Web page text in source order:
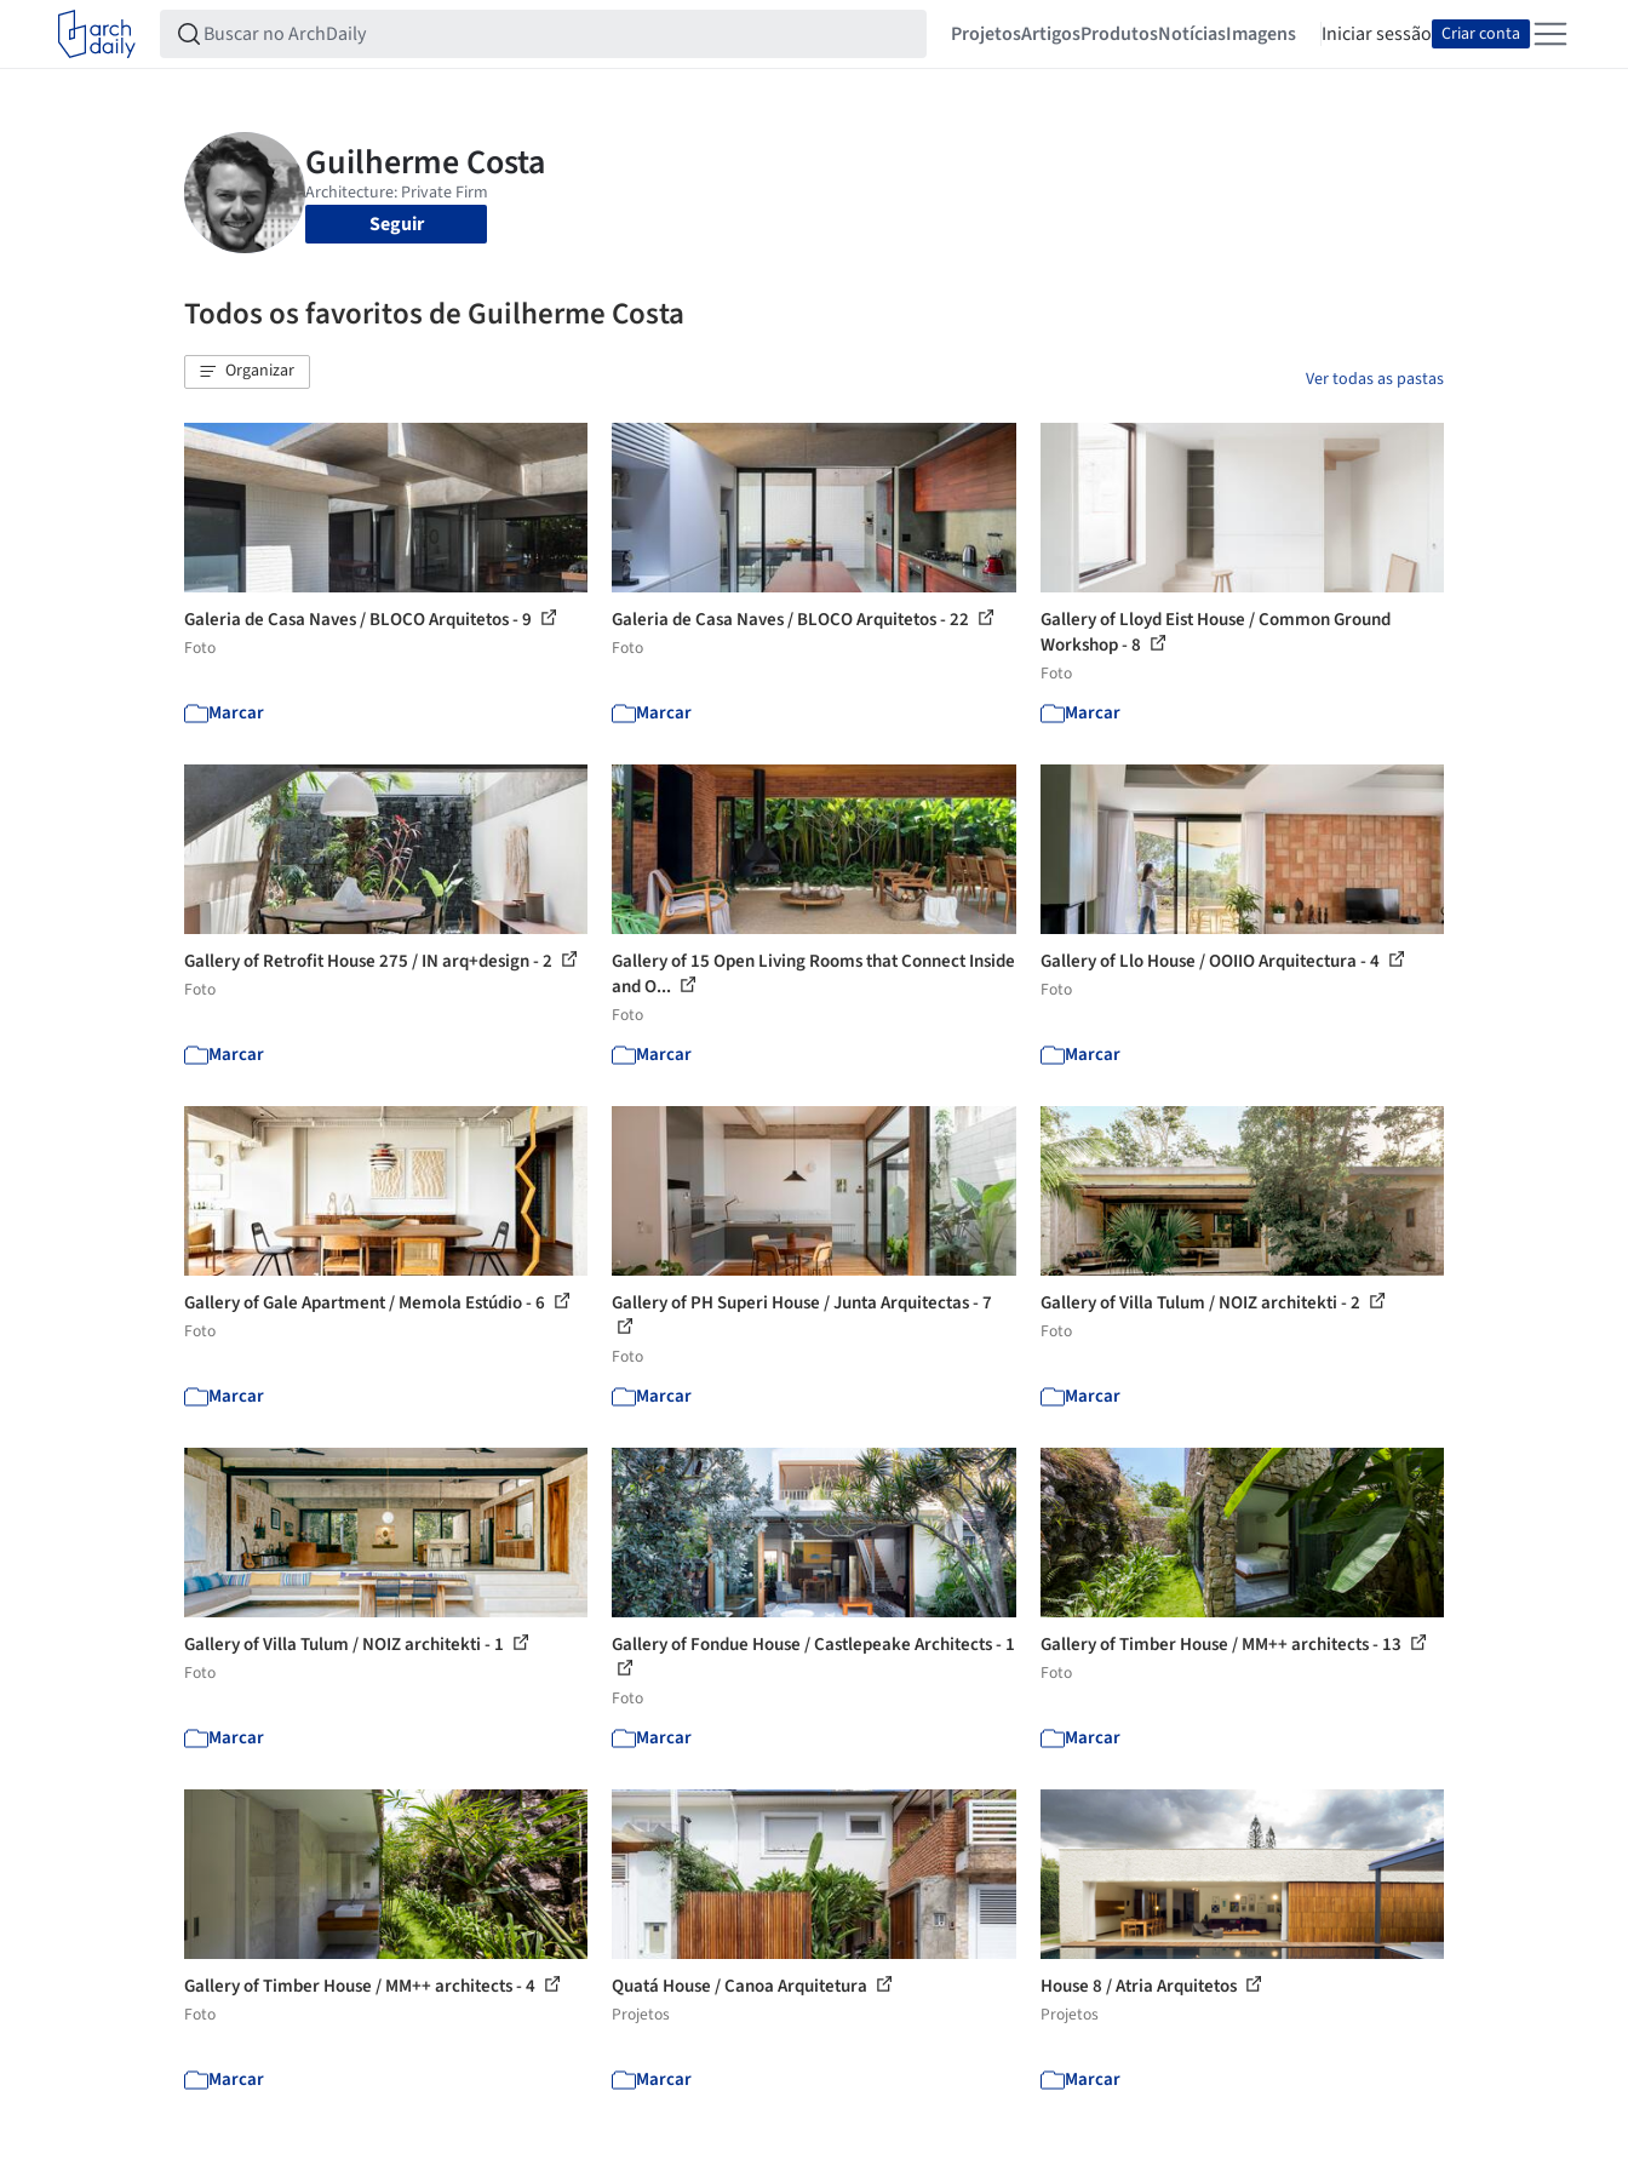
ProjetosArtigosProdutosNotíciasImagens Iniciar sessão Criar conta
Seguir
Todos os favoritos de Guilherme Costa
Organizar Ver todas as pastas
Galeria de Casa Naves / BLOCO Arquitetos - 9
Foto
Marcar
Galeria de Casa Naves / BLOCO Arquitetos - 22
Foto
Marcar
Gallery of Lloyd Eist House / Common Ground
Workshop - 8
Foto
Marcar
Gallery of Retrofit House 275 / IN arq+design - 2
Foto
Marcar
Gallery of 15 Open Living Rooms that Connect Inside
and O...
Foto
Marcar
Gallery of Llo House / OOIIO Arquitectura - 4
Foto
Marcar
Gallery of Gale Apartment / Memola Estúdio - 6
Foto
Marcar
Gallery of PH Superi House / Junta Arquitectas - 7
Foto
Marcar
Gallery of Villa Tulum / NOIZ architekti - 2
Foto
Marcar
Gallery of Villa Tulum / NOIZ architekti - 1
Foto
Marcar
Gallery of Fondue House / Castlepeake Architects - 1
Foto
Marcar
Gallery of Timber House / MM++ architects - 13
Foto
Marcar
Gallery of Timber House / MM++ architects - 4
Foto
Marcar
Quatá House / Canoa Arquitetura
Projetos
Marcar
House 8 / Atria Arquitetos
Projetos
Marcar